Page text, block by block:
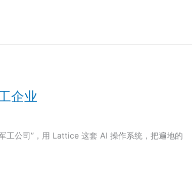
企业
工公司”，用 Lattice 这套 AI 操作系统，把遍地的